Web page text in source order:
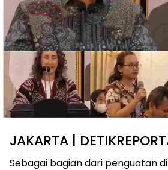
JAKARTA |
Sebagai bagian dari penguatan